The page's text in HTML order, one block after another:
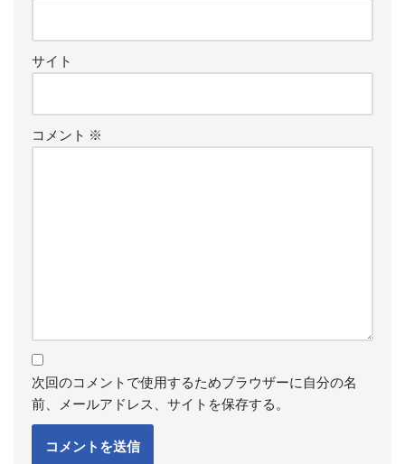
サイト
コメント ※
次回のコメントで使用するためブラウザーに自分の名
前、メールアドレス、サイトを保存する。